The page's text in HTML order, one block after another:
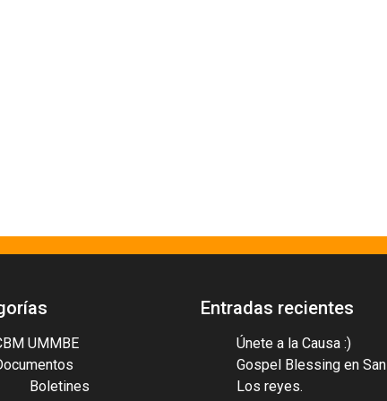
UMMBE
Boletines
Entradas recientes
Únete a la Causa :)
Gospel Blessing en
Los reyes.